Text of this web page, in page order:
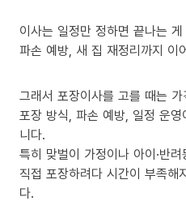
이사는 일정만 정하면 끝나는
파손 예방, 새 집 재정리까지 이
그래서 포장이사를 고를 때는
포장 방식, 파손 예방, 일정 운
니다.
특히 맞벌이 가정이나 아이·반
직접 포장하려다 시간이 부족
다.